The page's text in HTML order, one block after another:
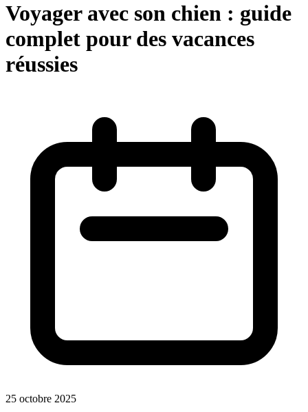
Voyager avec son chien : guide
complet pour des vacances
réussies
25 octobre 2025